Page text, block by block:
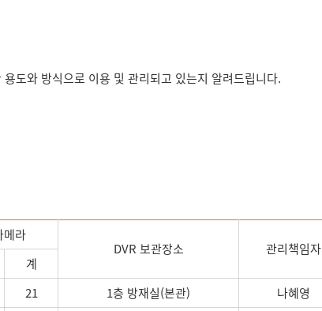
도와 방식으로 이용 및 관리되고 있는지 알려드립니다.
메라
DVR 보관장소
관리책임자
계
21 1층 방재실(본관) 나혜영